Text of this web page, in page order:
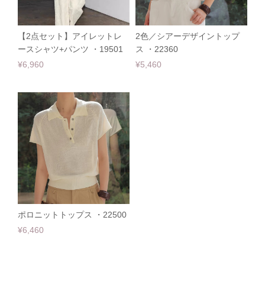
【2点セット】アイレットレ
ースシャツ+パンツ ・19501
¥6,960
2色／シアーデザイントップ
ス ・22360
¥5,460
ポロニットトップス ・22500
¥6,460